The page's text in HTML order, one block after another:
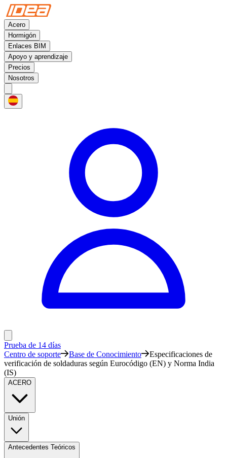
Acero
Hormigón
Enlaces BIM
Apoyo y aprendizaje
Precios
Nosotros
Prueba de 14 días
Centro de soporte
Base de Conocimiento
Especificaciones de
verificación de soldaduras según Eurocódigo (EN) y Norma India
(IS)
ACERO
Unión
Antecedentes Teóricos